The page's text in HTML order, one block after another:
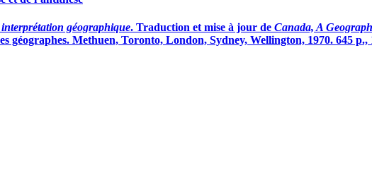
géographique. Traduction et mise à jour de Canada, A
géographes. Methuen, Toronto, London, Sydney, Wellington, 1970. 645